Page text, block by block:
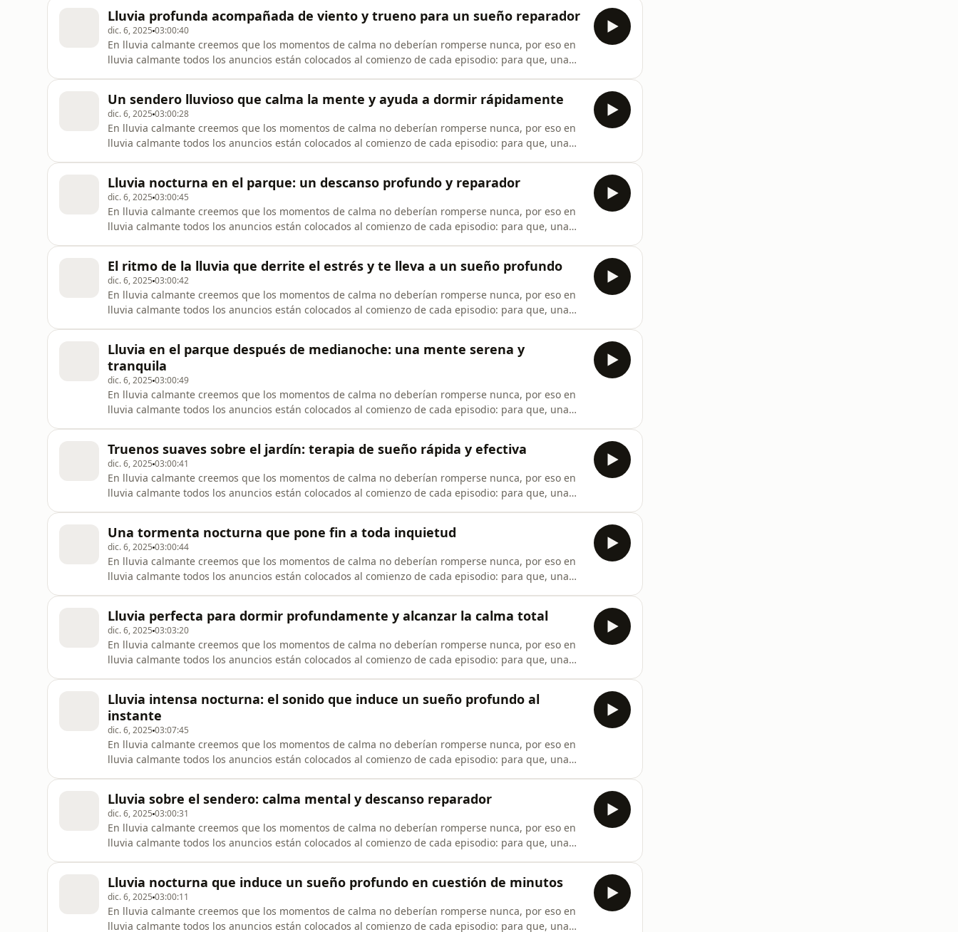
Lluvia profunda acompañada de viento y trueno para un sueño reparador
dic. 6, 2025 03:00:40
En lluvia calmante creemos que los momentos de calma no deberían romperse nunca, por eso en
lluvia calmante todos los anuncios están colocados al comienzo de cada episodio: para que, una
Un sendero lluvioso que calma la mente y ayuda a dormir rápidamente
dic. 6, 2025 03:00:28
En lluvia calmante creemos que los momentos de calma no deberían romperse nunca, por eso en
lluvia calmante todos los anuncios están colocados al comienzo de cada episodio: para que, una
Lluvia nocturna en el parque: un descanso profundo y reparador
dic. 6, 2025 03:00:45
En lluvia calmante creemos que los momentos de calma no deberían romperse nunca, por eso en
lluvia calmante todos los anuncios están colocados al comienzo de cada episodio: para que, una
El ritmo de la lluvia que derrite el estrés y te lleva a un sueño profundo
dic. 6, 2025 03:00:42
En lluvia calmante creemos que los momentos de calma no deberían romperse nunca, por eso en
lluvia calmante todos los anuncios están colocados al comienzo de cada episodio: para que, una
Lluvia en el parque después de medianoche: una mente serena y
tranquila
dic. 6, 2025 03:00:49
En lluvia calmante creemos que los momentos de calma no deberían romperse nunca, por eso en
lluvia calmante todos los anuncios están colocados al comienzo de cada episodio: para que, una
Truenos suaves sobre el jardín: terapia de sueño rápida y efectiva
dic. 6, 2025 03:00:41
En lluvia calmante creemos que los momentos de calma no deberían romperse nunca, por eso en
lluvia calmante todos los anuncios están colocados al comienzo de cada episodio: para que, una
Una tormenta nocturna que pone fin a toda inquietud
dic. 6, 2025 03:00:44
En lluvia calmante creemos que los momentos de calma no deberían romperse nunca, por eso en
lluvia calmante todos los anuncios están colocados al comienzo de cada episodio: para que, una
Lluvia perfecta para dormir profundamente y alcanzar la calma total
dic. 6, 2025 03:03:20
En lluvia calmante creemos que los momentos de calma no deberían romperse nunca, por eso en
lluvia calmante todos los anuncios están colocados al comienzo de cada episodio: para que, una
Lluvia intensa nocturna: el sonido que induce un sueño profundo al
instante
dic. 6, 2025 03:07:45
En lluvia calmante creemos que los momentos de calma no deberían romperse nunca, por eso en
lluvia calmante todos los anuncios están colocados al comienzo de cada episodio: para que, una
Lluvia sobre el sendero: calma mental y descanso reparador
dic. 6, 2025 03:00:31
En lluvia calmante creemos que los momentos de calma no deberían romperse nunca, por eso en
lluvia calmante todos los anuncios están colocados al comienzo de cada episodio: para que, una
Lluvia nocturna que induce un sueño profundo en cuestión de minutos
dic. 6, 2025 03:00:11
En lluvia calmante creemos que los momentos de calma no deberían romperse nunca, por eso en
lluvia calmante todos los anuncios están colocados al comienzo de cada episodio: para que, una